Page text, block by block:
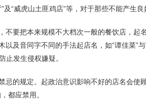
及“威虎山土匪鸡店”等，对于那些不能产生
不要把本来规模不大档次一般的餐饮店，起
及音同字不同的手法起店名，如“谭佳菜”
止发生侵权嫌疑。
的规定。起政治意识影响不好的店名会使
都应禁用。